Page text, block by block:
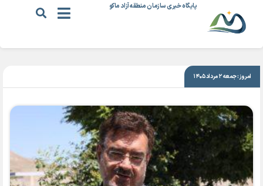
پایگاه خبری سازمان منطقه آزاد ماکو
|عمرانی
امروز: جمعه ۲ مرداد ۱۴۰۵